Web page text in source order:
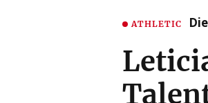
ATHLETIC